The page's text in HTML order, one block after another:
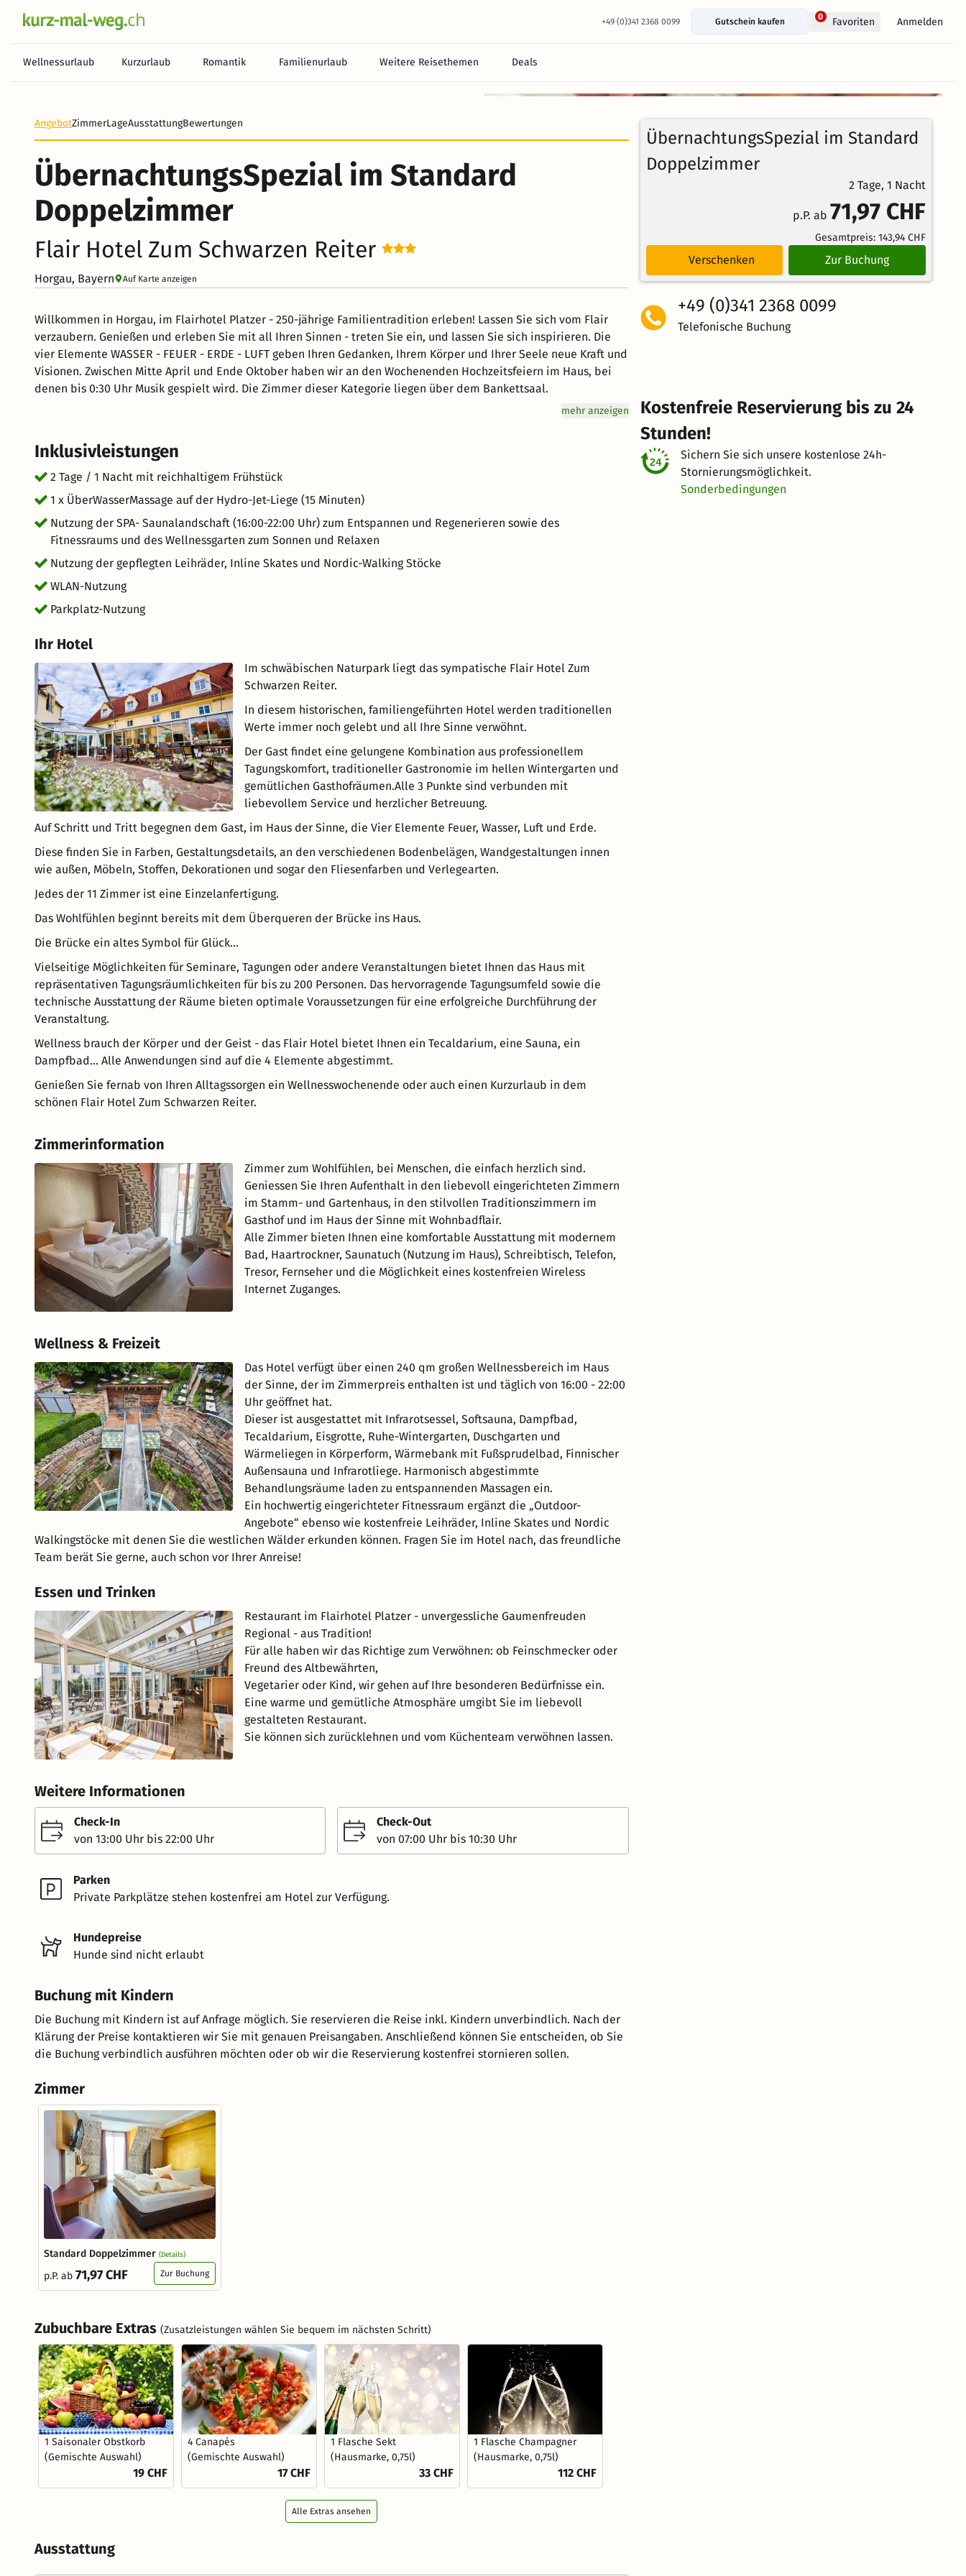
+49 (0)341 2368 0099 Gutschein kaufen
0 Favoriten Anmelden
Wellnessurlaub Kurzurlaub Romantik Familienurlaub Weitere Reisethemen Deals
100%
Bewertungen
4.9
AngebotZimmerLageAusstattungBewertungen
ÜbernachtungsSpezial im Standard
Doppelzimmer
Flair Hotel Zum Schwarzen Reiter
Horgau, Bayern Auf Karte anzeigen
Willkommen in Horgau, im Flairhotel Platzer - 250-jährige Familientradition erleben! Lassen Sie sich vom Flair
verzaubern. Genießen und erleben Sie mit all Ihren Sinnen - treten Sie ein, und lassen Sie sich inspirieren. Die
vier Elemente WASSER - FEUER - ERDE - LUFT geben Ihren Gedanken, Ihrem Körper und Ihrer Seele neue Kraft und
Visionen. Zwischen Mitte April und Ende Oktober haben wir an den Wochenenden Hochzeitsfeiern im Haus, bei
denen bis 0:30 Uhr Musik gespielt wird. Die Zimmer dieser Kategorie liegen über dem Bankettsaal.
mehr anzeigen
Inklusivleistungen
2 Tage / 1 Nacht mit reichhaltigem Frühstück
1 x ÜberWasserMassage auf der Hydro-Jet-Liege (15 Minuten)
Nutzung der SPA- Saunalandschaft (16:00-22:00 Uhr) zum Entspannen und Regenerieren sowie des
Fitnessraums und des Wellnessgarten zum Sonnen und Relaxen
Nutzung der gepflegten Leihräder, Inline Skates und Nordic-Walking Stöcke
WLAN-Nutzung
Parkplatz-Nutzung
Ihr Hotel
Im schwäbischen Naturpark liegt das sympatische Flair Hotel Zum
Schwarzen Reiter.
In diesem historischen, familiengeführten Hotel werden traditionellen
Werte immer noch gelebt und all Ihre Sinne verwöhnt.
Der Gast findet eine gelungene Kombination aus professionellem
Tagungskomfort, traditioneller Gastronomie im hellen Wintergarten und
gemütlichen Gasthofräumen.Alle 3 Punkte sind verbunden mit
liebevollem Service und herzlicher Betreuung.
Auf Schritt und Tritt begegnen dem Gast, im Haus der Sinne, die Vier Elemente Feuer, Wasser, Luft und Erde.
Diese finden Sie in Farben, Gestaltungsdetails, an den verschiedenen Bodenbelägen, Wandgestaltungen innen
wie außen, Möbeln, Stoffen, Dekorationen und sogar den Fliesenfarben und Verlegearten.
Jedes der 11 Zimmer ist eine Einzelanfertigung.
Das Wohlfühlen beginnt bereits mit dem Überqueren der Brücke ins Haus.
Die Brücke ein altes Symbol für Glück...
Vielseitige Möglichkeiten für Seminare, Tagungen oder andere Veranstaltungen bietet Ihnen das Haus mit
repräsentativen Tagungsräumlichkeiten für bis zu 200 Personen. Das hervorragende Tagungsumfeld sowie die
technische Ausstattung der Räume bieten optimale Voraussetzungen für eine erfolgreiche Durchführung der
Veranstaltung.
Wellness brauch der Körper und der Geist - das Flair Hotel bietet Ihnen ein Tecaldarium, eine Sauna, ein
Dampfbad... Alle Anwendungen sind auf die 4 Elemente abgestimmt.
Genießen Sie fernab von Ihren Alltagssorgen ein Wellnesswochenende oder auch einen Kurzurlaub in dem
schönen Flair Hotel Zum Schwarzen Reiter.
Zimmerinformation
Zimmer zum Wohlfühlen, bei Menschen, die einfach herzlich sind.
Geniessen Sie Ihren Aufenthalt in den liebevoll eingerichteten Zimmern
im Stamm- und Gartenhaus, in den stilvollen Traditionszimmern im
Gasthof und im Haus der Sinne mit Wohnbadflair.
Alle Zimmer bieten Ihnen eine komfortable Ausstattung mit modernem
Bad, Haartrockner, Saunatuch (Nutzung im Haus), Schreibtisch, Telefon,
Tresor, Fernseher und die Möglichkeit eines kostenfreien Wireless
Internet Zuganges.
Wellness & Freizeit
Das Hotel verfügt über einen 240 qm großen Wellnessbereich im Haus
der Sinne, der im Zimmerpreis enthalten ist und täglich von 16:00 - 22:00
Uhr geöffnet hat.
Dieser ist ausgestattet mit Infrarotsessel, Softsauna, Dampfbad,
Tecaldarium, Eisgrotte, Ruhe-Wintergarten, Duschgarten und
Wärmeliegen in Körperform, Wärmebank mit Fußsprudelbad, Finnischer
Außensauna und Infrarotliege. Harmonisch abgestimmte
Behandlungsräume laden zu entspannenden Massagen ein.
Ein hochwertig eingerichteter Fitnessraum ergänzt die „Outdoor-
Angebote“ ebenso wie kostenfreie Leihräder, Inline Skates und Nordic
Walkingstöcke mit denen Sie die westlichen Wälder erkunden können. Fragen Sie im Hotel nach, das freundliche
Team berät Sie gerne, auch schon vor Ihrer Anreise!
Essen und Trinken
Restaurant im Flairhotel Platzer - unvergessliche Gaumenfreuden
Regional - aus Tradition!
Für alle haben wir das Richtige zum Verwöhnen: ob Feinschmecker oder
Freund des Altbewährten,
Vegetarier oder Kind, wir gehen auf Ihre besonderen Bedürfnisse ein.
Eine warme und gemütliche Atmosphäre umgibt Sie im liebevoll
gestalteten Restaurant.
Sie können sich zurücklehnen und vom Küchenteam verwöhnen lassen.
Weitere Informationen
Check-In
von 13:00 Uhr bis 22:00 Uhr
Check-Out
von 07:00 Uhr bis 10:30 Uhr
Parken
Private Parkplätze stehen kostenfrei am Hotel zur Verfügung.
Hundepreise
Hunde sind nicht erlaubt
Buchung mit Kindern
Die Buchung mit Kindern ist auf Anfrage möglich. Sie reservieren die Reise inkl. Kindern unverbindlich. Nach der
Klärung der Preise kontaktieren wir Sie mit genauen Preisangaben. Anschließend können Sie entscheiden, ob Sie
die Buchung verbindlich ausführen möchten oder ob wir die Reservierung kostenfrei stornieren sollen.
Zimmer
Standard Doppelzimmer (Details)
p.P. ab 71,97 CHF Zur Buchung
Zubuchbare Extras (Zusatzleistungen wählen Sie bequem im nächsten Schritt)
1 Saisonaler Obstkorb
(Gemischte Auswahl)
19 CHF
4 Canapés
(Gemischte Auswahl)
17 CHF
1 Flasche Sekt
(Hausmarke, 0,75l)
33 CHF
1 Flasche Champagner
(Hausmarke, 0,75l)
112 CHF
Alle Extras ansehen
Ausstattung
ÜbernachtungsSpezial im Standard
Doppelzimmer
2 Tage, 1 Nacht
p.P. ab 71,97 CHF
Gesamtpreis: 143,94 CHF
Verschenken Zur Buchung
+49 (0)341 2368 0099
Telefonische Buchung
Kostenfreie Reservierung bis zu 24
Stunden!
Sichern Sie sich unsere kostenlose 24h-
Stornierungsmöglichkeit.
Sonderbedingungen